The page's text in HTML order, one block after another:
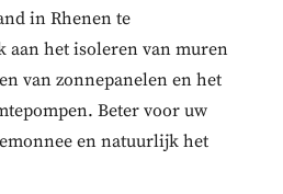
in Rhenen te
aan het isoleren van muren
van zonnepanelen en het
Beter voor uw
en natuurlijk het